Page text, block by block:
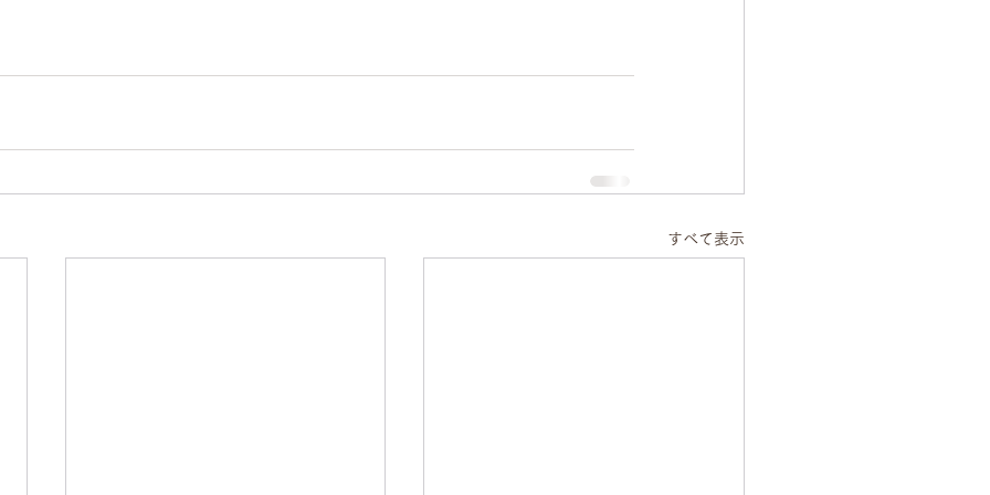
すべて表示